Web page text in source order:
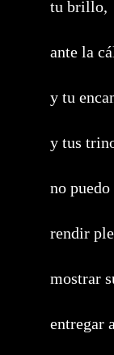
tu brillo,
ante la
y tu
y tus
no
rendir
mostrar
entregar